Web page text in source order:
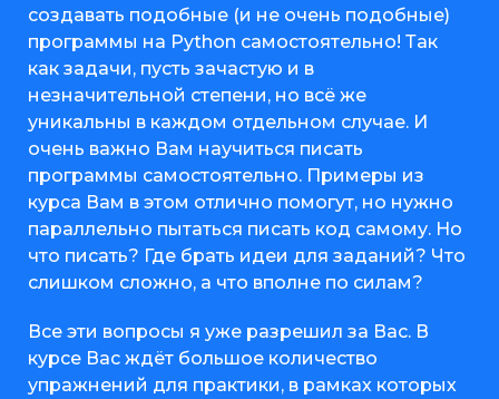
создавать подобные (и не очень подобные)
программы на Python самостоятельно! Так
как задачи, пусть зачастую и в
незначительной степени, но всё же
уникальны в каждом отдельном случае. И
очень важно Вам научиться писать
программы самостоятельно. Примеры из
курса Вам в этом отлично помогут, но нужно
параллельно пытаться писать код самому. Но
что писать? Где брать идеи для заданий? Что
слишком сложно, а что вполне по силам?
Все эти вопросы я уже разрешил за Вас. В
курсе Вас ждёт большое количество
упражнений для практики, в рамках которых